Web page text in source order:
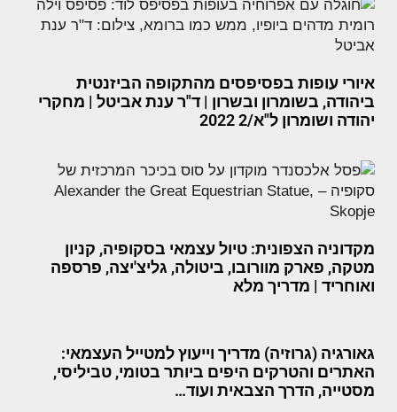
איורי עופות בפסיפסים מהתקופה הביזנטית
ביהודה, בשומרון ובשרון | ד"ר ענת אביטל | מחקרי
יהודה ושומרון ל"א/2 2022
מקדוניה הצפונית: טיול עצמאי בסקופיה, קניון
מטקה, פארק מוורובו, ביטולה, גליצ'יצה, פרספה
ואוחריד | מדריך מלא
גאורגיה (גרוזיה) מדריך וייעוץ למטייל העצמאי:
האתרים והטרקים היפים ביותר בטומי, טביליסי,
מסטייה, הדרך הצבאית ועוד…